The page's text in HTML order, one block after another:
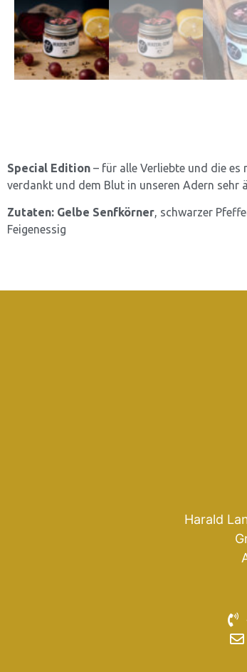
Special Edition – für alle Verliebte und die es
verdankt und dem Blut in unseren Adern sehr
Zutaten: Gelbe Senfkörner, schwarzer
Feigenessig
Harald